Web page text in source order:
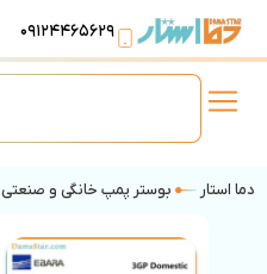
۰۹۱۲۴۴۶۵۶۲۹
دما استار بوستر پمپ خانگی و صنعتی